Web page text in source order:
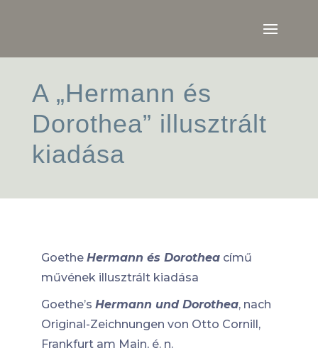
A „Hermann és
Dorothea” illusztrált
kiadása
GoetheHermann és Dorothea című
művének illusztrált kiadása
Goethe’sHermann und Dorothea, nach
Original-Zeichnungen von Otto Cornill,
Frankfurt am Main, é. n.